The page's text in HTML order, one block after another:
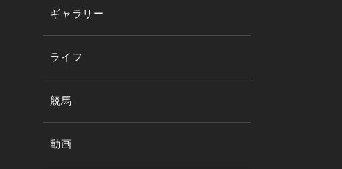
ギャラリー
ライフ
競馬
動画